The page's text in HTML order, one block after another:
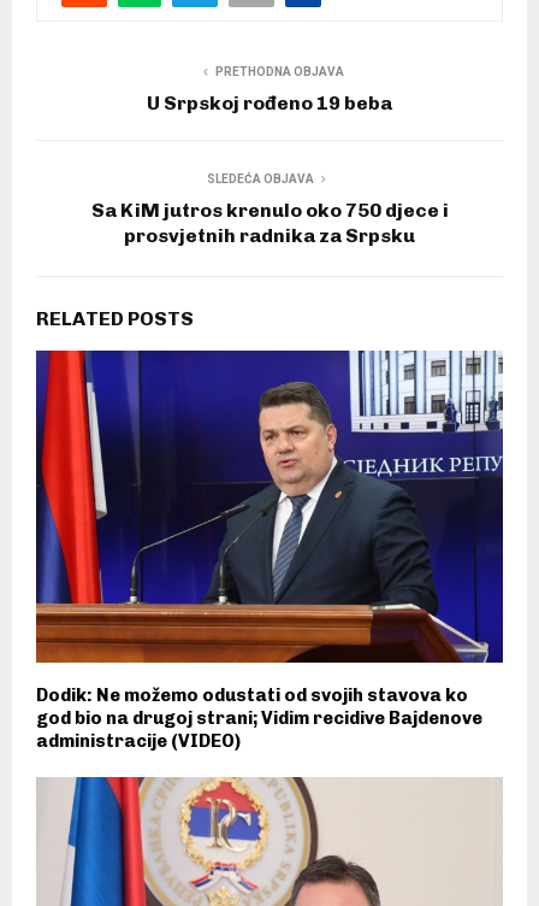
PRETHODNA OBJAVA
U Srpskoj rođeno 19 beba
SLEDEĆA OBJAVA
Sa KiM jutros krenulo oko 750 djece i
prosvjetnih radnika za Srpsku
RELATED POSTS
Dodik: Ne možemo odustati od svojih stavova ko
god bio na drugoj strani; Vidim recidive Bajdenove
administracije (VIDEO)